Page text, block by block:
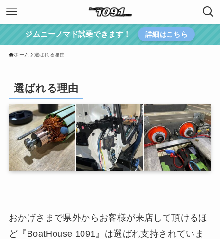
ジムニーノマド試乗できます！ 詳細はこちら
ホーム 選ばれる理由
選ばれる理由
おかげさまで県外からお客様が来店して頂けるほ
ど『BoatHouse 1091』は選ばれ支持されていま